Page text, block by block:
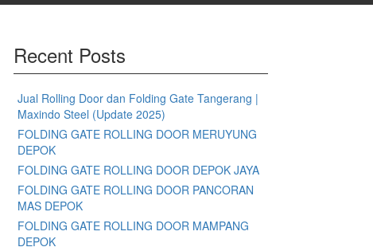
Recent Posts
Jual Rolling Door dan Folding Gate Tangerang |
Maxindo Steel (Update 2025)
FOLDING GATE ROLLING DOOR MERUYUNG
DEPOK
FOLDING GATE ROLLING DOOR DEPOK JAYA
FOLDING GATE ROLLING DOOR PANCORAN
MAS DEPOK
FOLDING GATE ROLLING DOOR MAMPANG
DEPOK